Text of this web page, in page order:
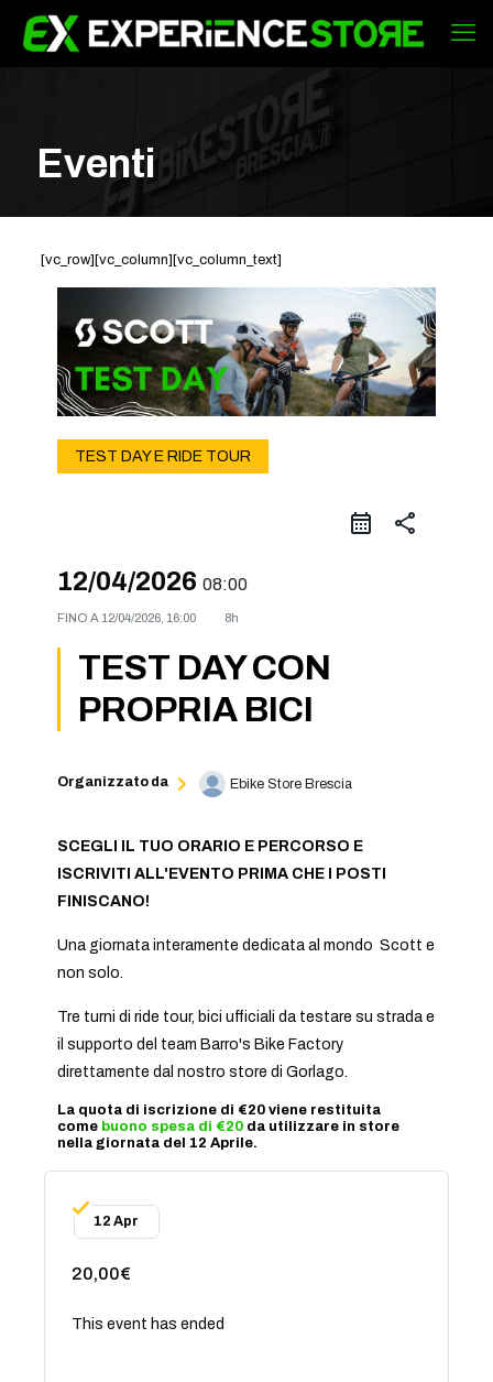
Eventi
[vc_row][vc_column][vc_column_text]
TEST DAY E RIDE TOUR
share
12/04/2026 08:00
FINO A 12/04/2026, 16:00 8h
TEST DAY CON
PROPRIA BICI
Organizzato da Ebike Store Brescia
SCEGLI IL TUO ORARIO E PERCORSO E
ISCRIVITI ALL'EVENTO PRIMA CHE I POSTI
FINISCANO!
Una giornata interamente dedicata al mondo Scott e
non solo.
Tre turni di ride tour, bici ufficiali da testare su strada e
il supporto del team Barro's Bike Factory
direttamente dal nostro store di Gorlago.
La quota di iscrizione di €20 viene restituita
come buono spesa di €20da utilizzare in store
nella giornata del 12 Aprile.
12 Apr
20,00€
This event has ended